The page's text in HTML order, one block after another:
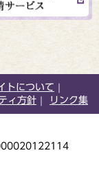
トについて
ィ方針 リンク集